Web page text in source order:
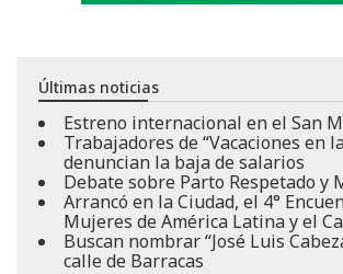
Últimas noticias
Estreno internacional en el San
Trabajadores de “Vacaciones en
denuncian la baja de salarios
Debate sobre Parto Respetado y
Arrancó en la Ciudad, el 4°
Mujeres de América Latina y el
Buscan nombrar “José Luis
calle de Barracas